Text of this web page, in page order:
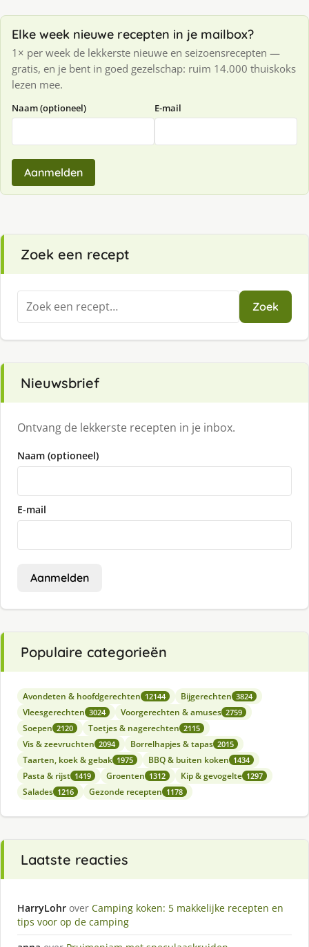
Elke week nieuwe recepten in je mailbox?
1× per week de lekkerste nieuwe en seizoensrecepten —
gratis, en je bent in goed gezelschap: ruim 14.000 thuiskoks
lezen mee.
Naam (optioneel) E-mail
Aanmelden
Zoek een recept
Zoeken
naar:
Zoek
Nieuwsbrief
Ontvang de lekkerste recepten in je inbox.
Naam (optioneel)
E-mail
Aanmelden
Populaire categorieën
Avondeten & hoofdgerechten 12144 Bijgerechten 3824
Vleesgerechten 3024 Voorgerechten & amuses 2759
Soepen 2120 Toetjes & nagerechten 2115
Vis & zeevruchten 2094 Borrelhapjes & tapas 2015
Taarten, koek & gebak 1975 BBQ & buiten koken 1434
Pasta & rijst 1419 Groenten 1312 Kip & gevogelte 1297
Salades 1216 Gezonde recepten 1178
Laatste reacties
HarryLohr over Camping koken: 5 makkelijke recepten en
tips voor op de camping